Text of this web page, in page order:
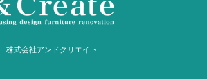
株式会社アンドクリエイト